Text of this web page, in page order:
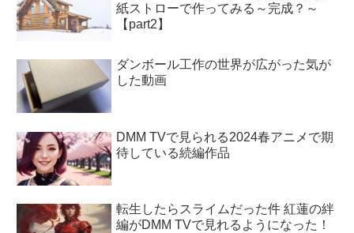
紙ストローで作ってみる～完成？～
【part2】
ダンボール工作の世界が広がった気が
した動画
DMM TVで見られる2024春アニメで期
待している続編作品
転生したらスライムだった件 紅蓮の絆
編がDMM TVで見れるようになった！